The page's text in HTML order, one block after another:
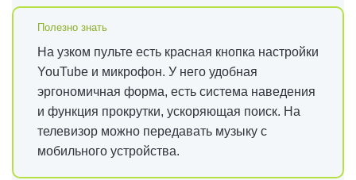
На узком пульте есть красная кнопка настройки
YouTube и микрофон. У него удобная
эргономичная форма, есть система наведения
и функция прокрутки, ускоряющая поиск. На
телевизор можно передавать музыку с
мобильного устройства.